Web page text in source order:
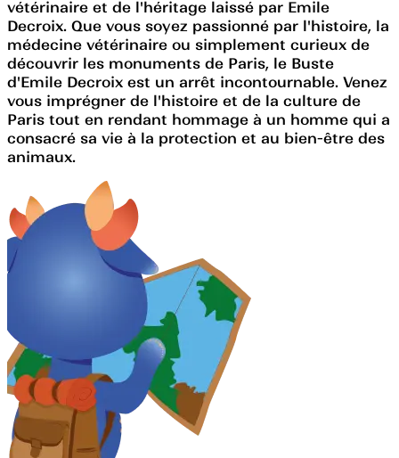
vétérinaire et de l'héritage laissé par Emile
Decroix. Que vous soyez passionné par l'histoire, la
médecine vétérinaire ou simplement curieux de
découvrir les monuments de Paris, le Buste
d'Emile Decroix est un arrêt incontournable. Venez
vous imprégner de l'histoire et de la culture de
Paris tout en rendant hommage à un homme qui a
consacré sa vie à la protection et au bien-être des
animaux.